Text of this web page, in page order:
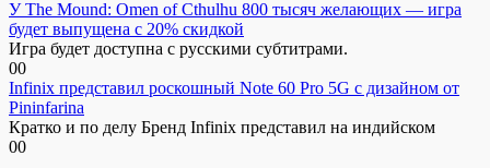
У The Mound: Omen of Cthulhu 800 тысяч желающих — игра
будет выпущена с 20% скидкой
Игра будет доступна с русскими субтитрами.
00
Infinix представил роскошный Note 60 Pro 5G с дизайном от
Pininfarina
Кратко и по делу Бренд Infinix представил на индийском
00